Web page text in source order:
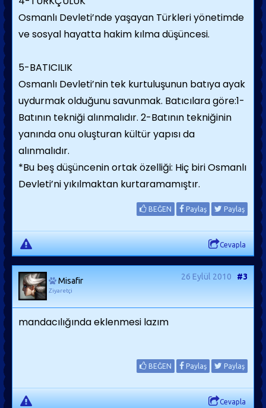
Osmanlı Devleti’nde yaşayan Türkleri yönetimde
ve sosyal hayatta hakim kılma düşüncesi.
5-BATICILIK
Osmanlı Devleti’nin tek kurtuluşunun batıya ayak
uydurmak olduğunu savunmak. Batıcılara göre:1-
Batının tekniği alınmalıdır. 2-Batının tekniğinin
yanında onu oluşturan kültür yapısı da
alınmalıdır.
*Bu beş düşüncenin ortak özelliği: Hiç biri Osmanlı
Devleti’ni yıkılmaktan kurtaramamıştır.
BEĞEN Paylaş Paylaş
Cevapla
Misafir
Ziyaretçi
26 Eylül 2010 #3
mandacılığında eklenmesi lazım
BEĞEN Paylaş Paylaş
Cevapla